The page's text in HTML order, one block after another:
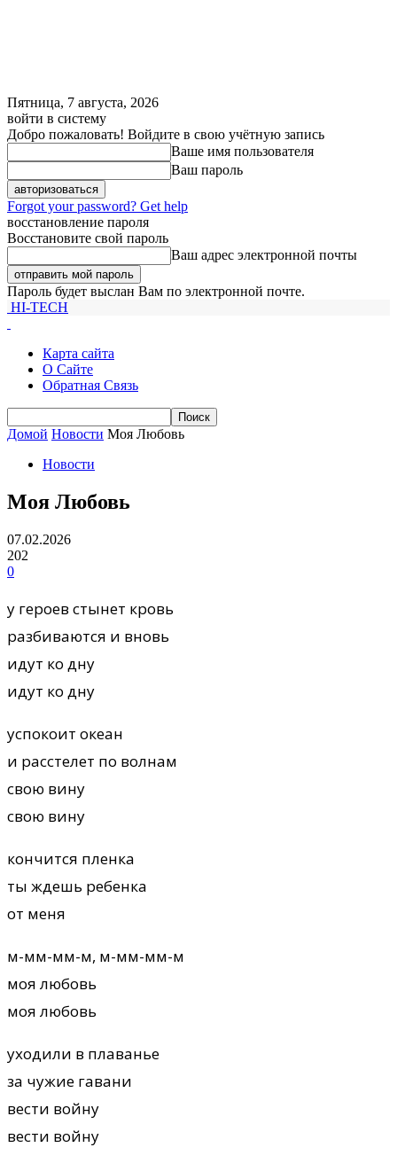
Пятница, 7 августа, 2026
войти в систему
Добро пожаловать! Войдите в свою учётную запись
Ваше имя пользователя
Ваш пароль
Forgot your password? Get help
восстановление пароля
Восстановите свой пароль
Ваш адрес электронной почты
Пароль будет выслан Вам по электронной почте.
HI-TECH
Карта сайта
О Сайте
Обратная Связь
Домой Новости Моя Любовь
Новости
Моя Любовь
07.02.2026
202
0
у героев стынет кровь
разбиваются и вновь
идут ко дну
идут ко дну
успокоит океан
и расстелет по волнам
свою вину
свою вину
кончится пленка
ты ждешь ребенка
от меня
м-мм-мм-м, м-мм-мм-м
моя любовь
моя любовь
уходили в плаванье
за чужие гавани
вести войну
вести войну